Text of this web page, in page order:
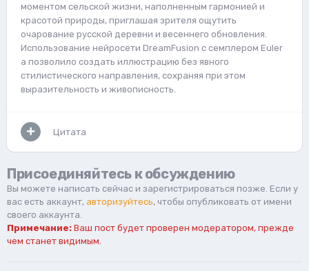
моментом сельской жизни, наполненным гармонией и
красотой природы, приглашая зрителя ощутить
очарование русской деревни и весеннего обновления.
Использование нейросети DreamFusion с семплером Euler
a позволило создать иллюстрацию без явного
стилистического направления, сохраняя при этом
выразительность и живописность.
Цитата
Присоединяйтесь к обсуждению
Вы можете написать сейчас и зарегистрироваться позже. Если у
вас есть аккаунт, авторизуйтесь, чтобы опубликовать от имени
своего аккаунта.
Примечание: Ваш пост будет проверен модератором, прежде
чем станет видимым.